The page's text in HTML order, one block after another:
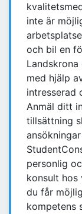
inte är
och bil en
med hjälp
intresserad
Anmäl ditt
tillsättning
personlig
konsult hos
du får
kompetens